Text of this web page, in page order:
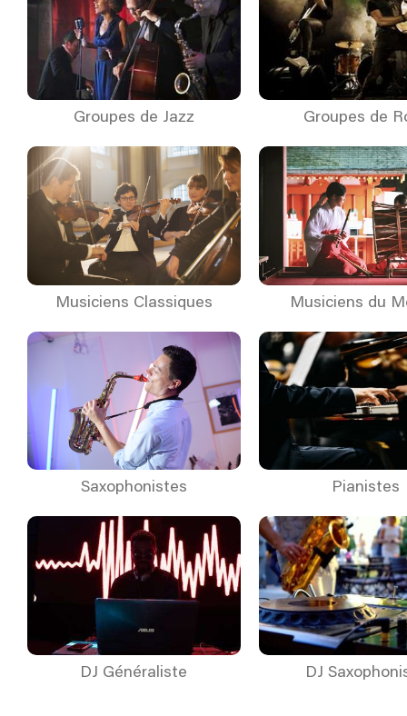
Groupes de Jazz Groupes de
Musiciens Classiques Musiciens du
Saxophonistes Pianistes
DJ Généraliste DJ